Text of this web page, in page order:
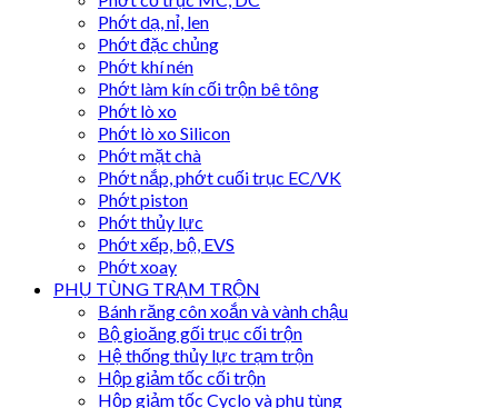
Phớt dạ, nỉ, len
Phớt đặc chủng
Phớt khí nén
Phớt làm kín cối trộn bê tông
Phớt lò xo
Phớt lò xo Silicon
Phớt mặt chà
Phớt nắp, phớt cuối trục EC/VK
Phớt piston
Phớt thủy lực
Phớt xếp, bộ, EVS
Phớt xoay
PHỤ TÙNG TRẠM TRỘN
Bánh răng côn xoắn và vành chậu
Bộ gioăng gối trục cối trộn
Hệ thống thủy lực trạm trộn
Hộp giảm tốc cối trộn
Hộp giảm tốc Cyclo và phụ tùng